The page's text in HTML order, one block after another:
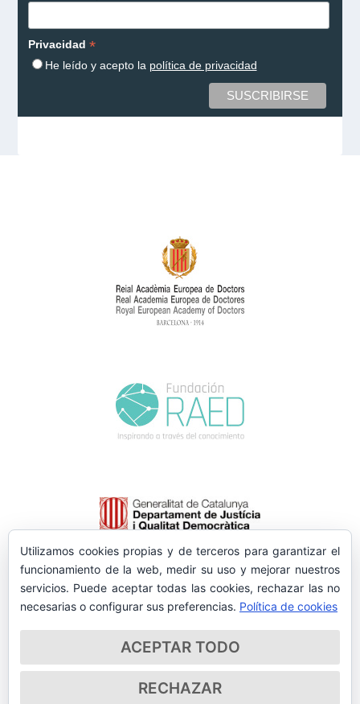
Privacidad *
He leído y acepto la política de privacidad
Utilizamos cookies propias y de terceros para garantizar el
funcionamiento de la web, medir su uso y mejorar nuestros
servicios. Puede aceptar todas las cookies, rechazar las no
necesarias o configurar sus preferencias. Política de cookies
ACEPTAR TODO
RECHAZAR